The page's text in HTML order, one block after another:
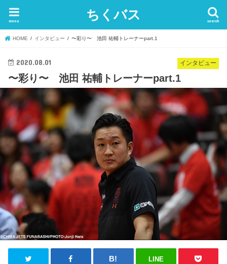
ちくバス search
menu
HOME インタビュー 〜彩り〜 池田 祐輔トレーナーpart.1
インタビュー
2020.08.01
〜彩り〜 池田 祐輔トレーナーpart.1
LINE